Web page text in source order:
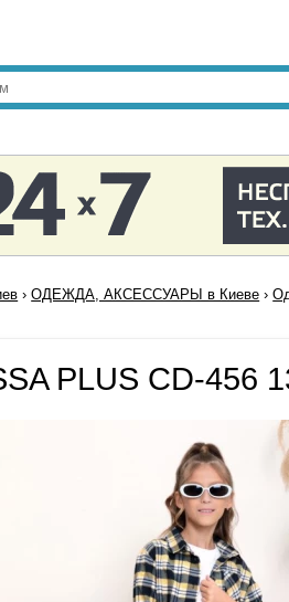
›ОДЕЖДА, АКСЕССУАРЫ в Киеве ›
PLUS CD-456